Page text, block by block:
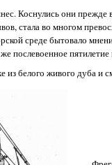
Коснулись они
стала во многом
среде бытовало
из белого живого дуба